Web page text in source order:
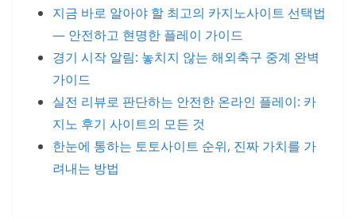
지금 바로 알아야 할 최고의 카지노사이트 선택법
— 안전하고 현명한 플레이 가이드
경기 시작 알림: 놓치지 않는 해외축구 중계 완벽
가이드
실전 리뷰로 판단하는 안전한 온라인 플레이: 카
지노 후기 사이트의 모든 것
한눈에 통하는 토토사이트 순위, 진짜 가치를 가
려내는 방법